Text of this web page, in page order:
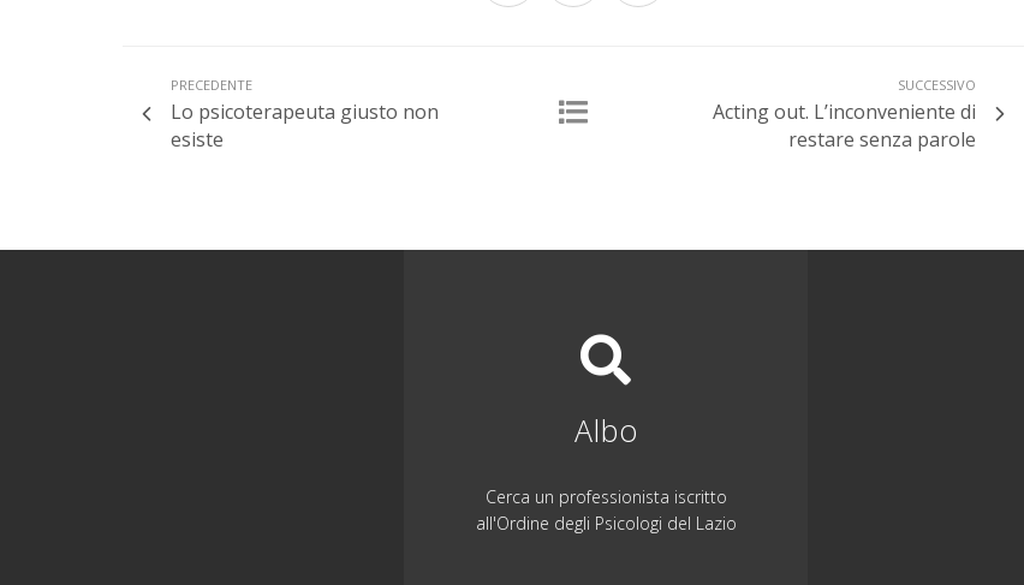
PRECEDENTE
Lo psicoterapeuta giusto non
esiste
SUCCESSIVO
Acting out. L’inconveniente di
restare senza parole
Albo
Cerca un professionista iscritto
all'Ordine degli Psicologi del Lazio